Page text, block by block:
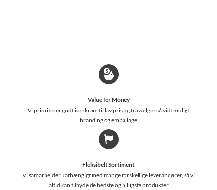
Value for Money
Vi prioriterer godt isenkram til lav pris og fravælger så vidt muligt
branding og emballage
Fleksibelt Sortiment
Vi samarbejder uafhængigt med mange forskellige leverandører, så vi
altid kan tilbyde de bedste og billigste produkter